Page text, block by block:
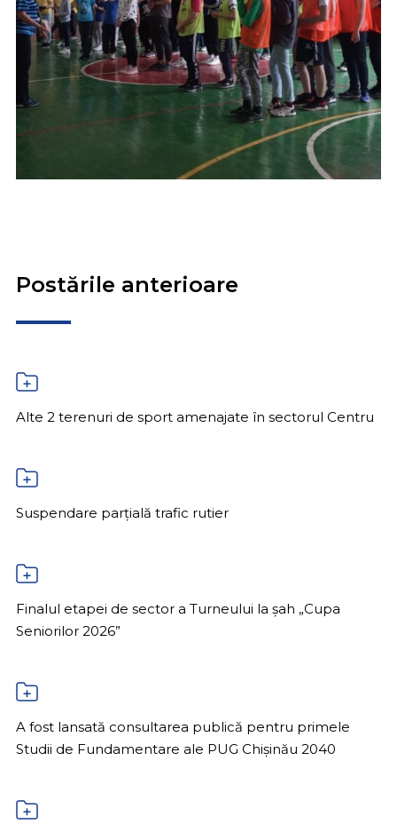
Postările anterioare
Alte 2 terenuri de sport amenajate în sectorul Centru
Suspendare parțială trafic rutier
Finalul etapei de sector a Turneului la șah „Cupa
Seniorilor 2026”
A fost lansată consultarea publică pentru primele
Studii de Fundamentare ale PUG Chișinău 2040